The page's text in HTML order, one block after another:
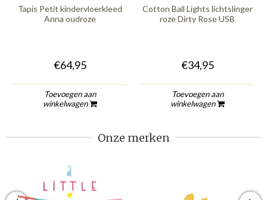
Tapis Petit kindervloerkleed
Anna oudroze
€64,95
Toevoegen aan
winkelwagen
Cotton Ball Lights lichtslinger
roze Dirty Rose USB
€34,95
Toevoegen aan
winkelwagen
Onze merken